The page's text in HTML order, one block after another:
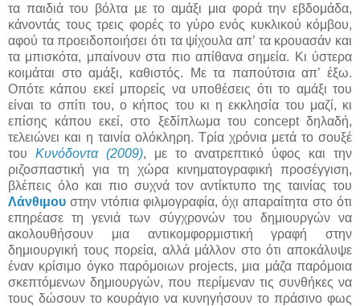
τα παιδιά του βόλτα με το αμάξι μια φορά την εβδομάδα,
κάνοντάς τους τρεις φορές το γύρο ενός κυκλικού κόμβου,
αφού τα προειδοποιήσει ότι τα ψίχουλα απ’ τα κρουασάν και
τα μπισκότα, μπαίνουν στα πιο απίθανα σημεία. Κι ύστερα
κοιμάται στο αμάξι, καθιστός. Με τα παπούτσια απ’ έξω.
Οπότε κάπου εκεί μπορείς να υποθέσεις ότι το αμάξι του
είναι το σπίτι του, ο κήπος του κι η εκκλησία του μαζί, κι
επίσης κάπου εκεί, στο ξεδίπλωμα του concept δηλαδή,
τελειώνει και η ταινία ολόκληρη. Τρία χρόνια μετά το σουξέ
του Κυνόδοντα (2009), με το ανατρεπτικό ύφος και την
ριζοσπαστική για τη χώρα κινηματογραφική προσέγγιση,
βλέπεις όλο και πιο συχνά τον αντίκτυπο της ταινίας του
Λάνθιμου στην ντόπια φιλμογραφία, όχι απαραίτητα στο ότι
επηρέασε τη γενιά των σύγχρονών του δημιουργών να
ακολουθήσουν μια αντικομφορμιστική γραφή στην
δημιουργική τους πορεία, αλλά μάλλον στο ότι αποκάλυψε
έναν κρίσιμο όγκο παρόμοιων projects, μια μάζα παρόμοια
σκεπτόμενων δημιουργών, που περίμεναν τις συνθήκες να
τους δώσουν το κουράγιο να κυνηγήσουν το πράσινο φως